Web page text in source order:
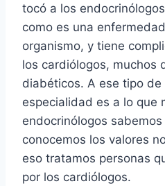
tocó a los
como es una
organismo, y tiene
los cardiólogos, muchos
diabéticos. A ese tipo de
especialidad es a lo que
endocrinólogos
conocemos los valores
eso tratamos personas
por los cardiólogos.